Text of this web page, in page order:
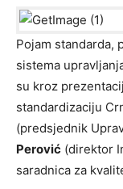
Pojam standarda,
sistema
su kroz
standardizaciju
(predsjednik
Perović (direktor
saradnica za